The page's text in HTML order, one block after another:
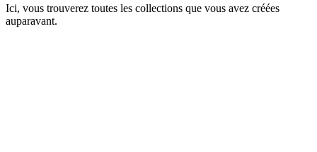
Ici, vous trouverez toutes les collections que vous avez créées
auparavant.